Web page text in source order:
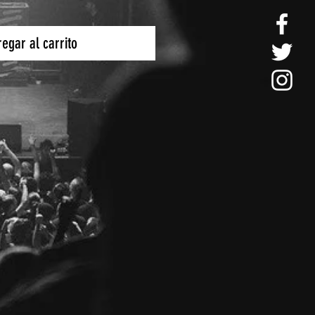
al carrito